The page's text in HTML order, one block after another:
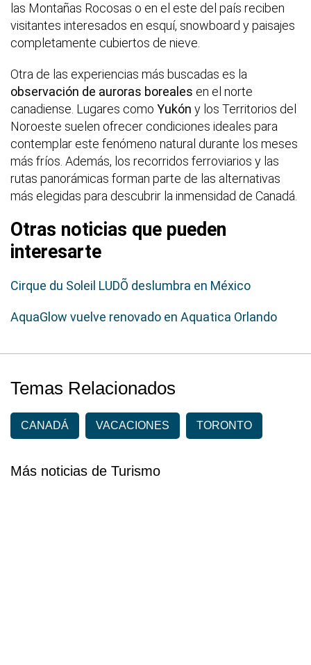
las Montañas Rocosas o en el este del país reciben
visitantes interesados en esquí, snowboard y paisajes
completamente cubiertos de nieve.
Otra de las experiencias más buscadas es la
observación de auroras boreales en el norte
canadiense. Lugares como Yukón y los Territorios del
Noroeste suelen ofrecer condiciones ideales para
contemplar este fenómeno natural durante los meses
más fríos. Además, los recorridos ferroviarios y las
rutas panorámicas forman parte de las alternativas
más elegidas para descubrir la inmensidad de Canadá.
Otras noticias que pueden
interesarte
Cirque du Soleil LUDÕ deslumbra en México
AquaGlow vuelve renovado en Aquatica Orlando
Temas Relacionados
CANADÁ VACACIONES TORONTO
Más noticias de Turismo